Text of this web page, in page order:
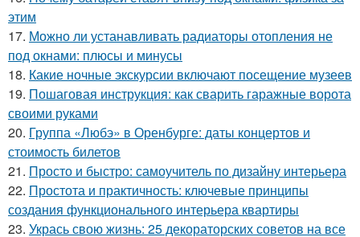
этим
17. Можно ли устанавливать радиаторы отопления не
под окнами: плюсы и минусы
18. Какие ночные экскурсии включают посещение музеев
19. Пошаговая инструкция: как сварить гаражные ворота
своими руками
20. Группа «Любэ» в Оренбурге: даты концертов и
стоимость билетов
21. Просто и быстро: самоучитель по дизайну интерьера
22. Простота и практичность: ключевые принципы
создания функционального интерьера квартиры
23. Укрась свою жизнь: 25 декораторских советов на все